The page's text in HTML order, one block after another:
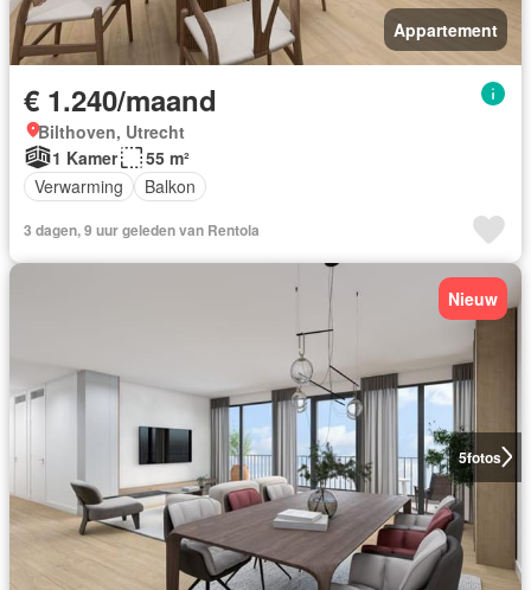
Appartement
€ 1.240/maand
Bilthoven, Utrecht
1 Kamer
55 m²
Verwarming
Balkon
3 dagen, 9 uur geleden van Rentola
5fotos
Nieuw